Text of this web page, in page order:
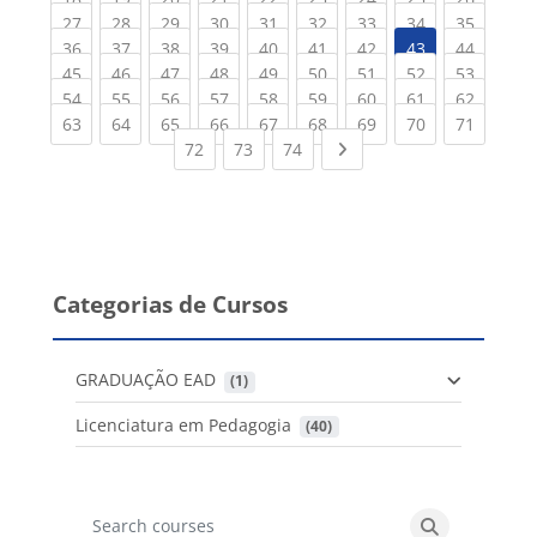
27(current)
28(current)
29(current)
30(current)
31(current)
32(current)
33(current)
34(current)
35
36(current)
37(current)
38(current)
39(current)
40(current)
41(current)
42(current)
43 44
45(current)
46(current)
47(current)
48(current)
49(current)
50(current)
51(current)
52(current)
53
54(current)
55(current)
56(current)
57(current)
58(current)
59(current)
60(current)
61(current)
62
63(current)
64(current)
65(current)
66(current)
67(current)
68(current)
69(current)
70(current)
71
72 (current)
73 (current)
74(current)Next page
Categorias de Cursos
GRADUAÇÃO EAD (1)
Licenciatura em Pedagogia (40)